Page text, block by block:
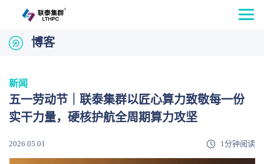
博客
新闻
五一劳动节｜联泰集群以匠心算力致敬每一份
实干力量，硬核护航全周期算力攻坚
2026.05.01 1分钟阅读